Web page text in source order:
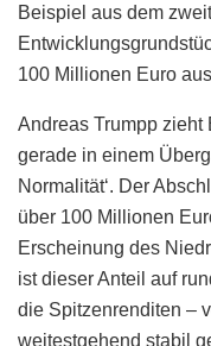
Beispiel aus dem
100 Millionen Euro
Andreas Trumpp zieht
gerade in einem
Normalität‘. Der
über 100 Millionen
Erscheinung des
ist dieser Anteil auf
die Spitzenrenditen –
weitestgehend stabil